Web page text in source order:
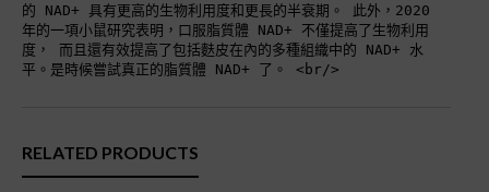
的 NAD+ 具有更高的生物利用度和更長的半衰期。 此外，2020
年的一項小鼠研究表明，口服脂質體 NAD+ 不僅提高了生物利用
度， 而且還有效提高了包括麩皮在內的多種組織中的 NAD+ 水
平。是時候嘗試真正的脂質體 NAD+ 了。 <br/>
RELATED PRODUCTS